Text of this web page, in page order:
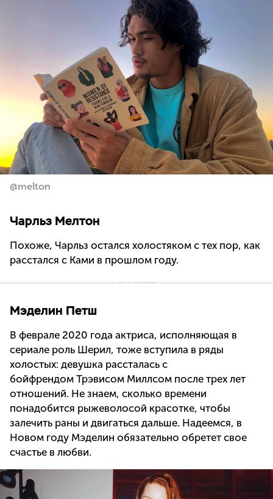
@melton
Чарльз Мелтон
Похоже, Чарльз остался холостяком с тех пор, как
расстался с Ками в прошлом году.
Мэделин Петш
В феврале 2020 года актриса, исполняющая в
сериале роль Шерил, тоже вступила в ряды
холостых: девушка рассталась с
бойфрендом Трэвисом Миллсом после трех лет
отношений. Не знаем, сколько времени
понадобится рыжеволосой красотке, чтобы
залечить раны и двигаться дальше. Надеемся, в
Новом году Мэделин обязательно обретет свое
счастье в любви.